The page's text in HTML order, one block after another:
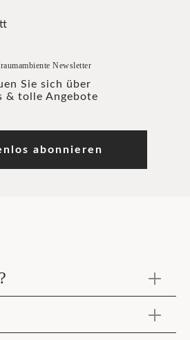
Newsletter
Sie sich über
& tolle Angebote
abonnieren